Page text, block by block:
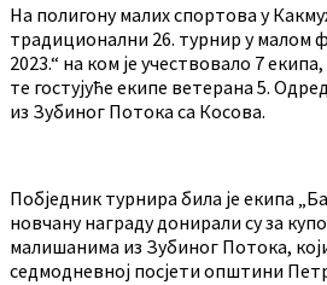
На полигону малих спортова у
традиционални 26. турнир у малом
2023.“ на ком је учествовало 7
те гостујуће екипе ветерана 5.
из Зубиног Потока са Косова.
Побједник турнира била је екипа
новчану награду донирали су за
малишанима из Зубиног Потока,
седмодневној посјети општини